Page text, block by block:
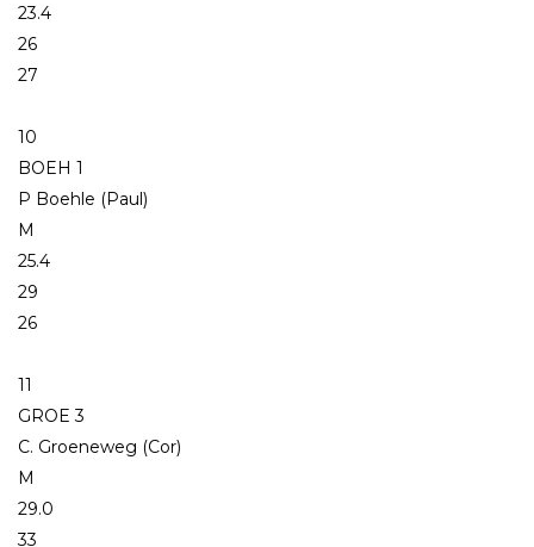
23.4
26
27
10
BOEH 1
P Boehle (Paul)
M
25.4
29
26
11
GROE 3
C. Groeneweg (Cor)
M
29.0
33